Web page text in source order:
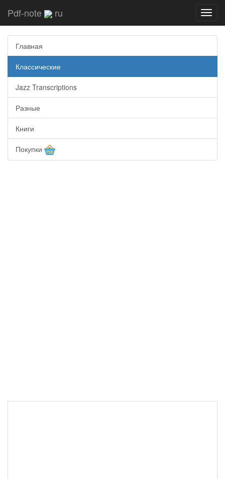
Pdf-note ru
Главная
Классические
Jazz Transcriptions
Разные
Книги
Покупки